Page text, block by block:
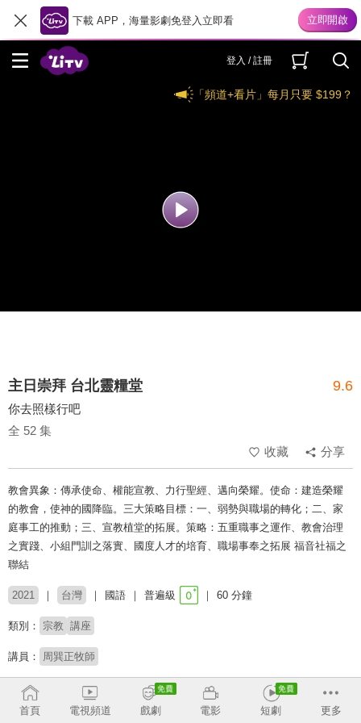
下載 APP，海量影劇免登入立即看
登入 / 註冊
「頻道+看片」每月只要 $199？
主日崇拜 台北靈糧堂 9.6
你去照樣行吧
全 52 集
收藏
分享
教會異象：傳承使命、權能宣教、力行聖經、邁向榮耀。使命：建造榮耀
的教會，使神的國降臨。三大策略目標：一、弱勢與職場的轉化；二、家
庭事工的推動；三、宣教植堂的拓展。策略：五重職事之運作、教會治理
之實踐、小組門訓之落實、國度人才的培育、職場事奉之拓展 福音社福之
聯結
2021 台灣 國語 普遍級 60 分鐘
類別： 宗教 講座
講員： 周巽正牧師
收回
首頁
電視頻道 戲劇 電影 短劇 更多